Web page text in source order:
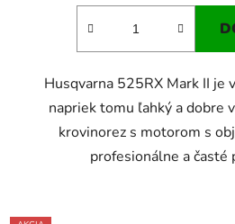
Husqvarna 525RX Mark II je
napriek tomu ľahký a dobre
krovinorez s motorom s
profesionálne a časté